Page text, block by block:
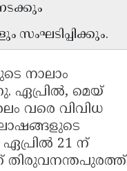
സംഘടിപ്പിക്കും.
നാലാം
ഏപ്രിൽ, മെയ്
വരെ വിവിധ
ഏപ്രിൽ 21 ന്
ന് തിരുവനന്തപുരത്ത്